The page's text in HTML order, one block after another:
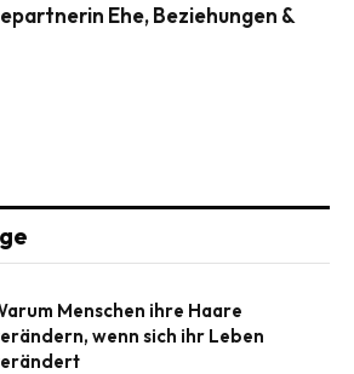
Ehe, Beziehungen &
Menschen ihre Haare
wenn sich ihr Leben